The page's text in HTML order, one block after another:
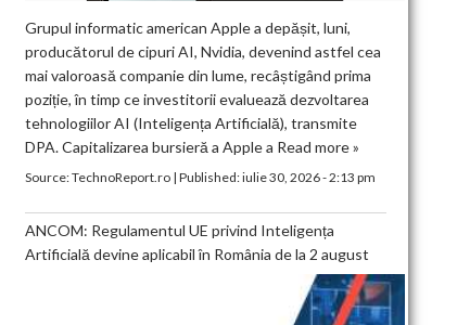
Grupul informatic american Apple a depășit, luni,
producătorul de cipuri AI, Nvidia, devenind astfel cea
mai valoroasă companie din lume, recâștigând prima
poziție, în timp ce investitorii evaluează dezvoltarea
tehnologiilor AI (Inteligența Artificială), transmite
DPA. Capitalizarea bursieră a Apple a Read more »
Source:TechnoReport.ro| Published:iulie 30, 2026 - 2:13 pm
ANCOM: Regulamentul UE privind Inteligența
Artificială devine aplicabil în România de la 2 august